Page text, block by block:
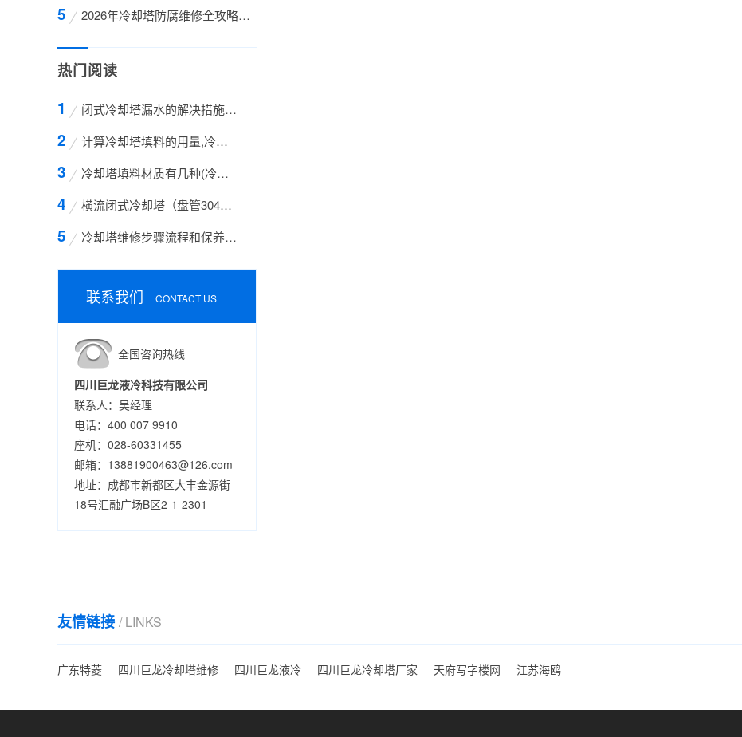
2026年冷却塔防腐维修全攻略：四川巨龙液冷科技的
热门阅读
闭式冷却塔漏水的解决措施方案
计算冷却塔填料的用量,冷却塔填料的计算方法
冷却塔填料材质有几种(冷却塔填料哪种材质好)
横流闭式冷却塔（盘管304不锈钢）
冷却塔维修步骤流程和保养的方法有哪些
联系我们 CONTACT US
全国咨询热线
四川巨龙液冷科技有限公司
联系人：吴经理
电话：400 007 9910
座机：028-60331455
邮箱：13881900463@126.com
地址：成都市新都区大丰金源街
18号汇融广场B区2-1-2301
友情链接 / LINKS
广东特菱 四川巨龙冷却塔维修 四川巨龙液冷 四川巨龙冷却塔厂家 天府写字楼网 江苏海鸥